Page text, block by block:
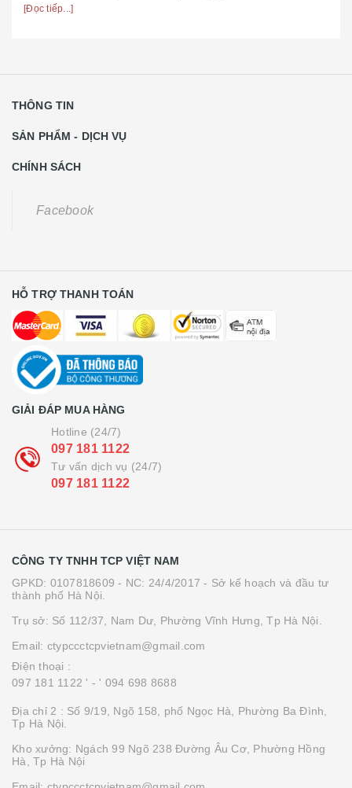
tồn tại ...
[Đọc tiếp...]
THÔNG TIN
SẢN PHẨM - DỊCH VỤ
CHÍNH SÁCH
Facebook
HỖ TRỢ THANH TOÁN
GIẢI ĐÁP MUA HÀNG
Hotline (24/7)
097 181 1122
Tư vấn dịch vụ (24/7)
097 181 1122
CÔNG TY TNHH TCP VIỆT NAM
GPKD: 0107818609 - NC: 24/4/2017 - Sở kế hoạch và đầu tư
thành phố Hà Nội.
Trụ sở: Số 112/37, Nam Dư, Phường Vĩnh Hưng, Tp Hà Nội.
Email: ctypccctcpvietnam@gmail.com
Điện thoại :
097 181 1122 ' - ' 094 698 8688
Địa chỉ 2 : Số 9/19, Ngõ 158, phố Ngọc Hà, Phường Ba Đình,
Tp Hà Nội.
Kho xưởng: Ngách 99 Ngõ 238 Đường Âu Cơ, Phường Hồng
Hà, Tp Hà Nội